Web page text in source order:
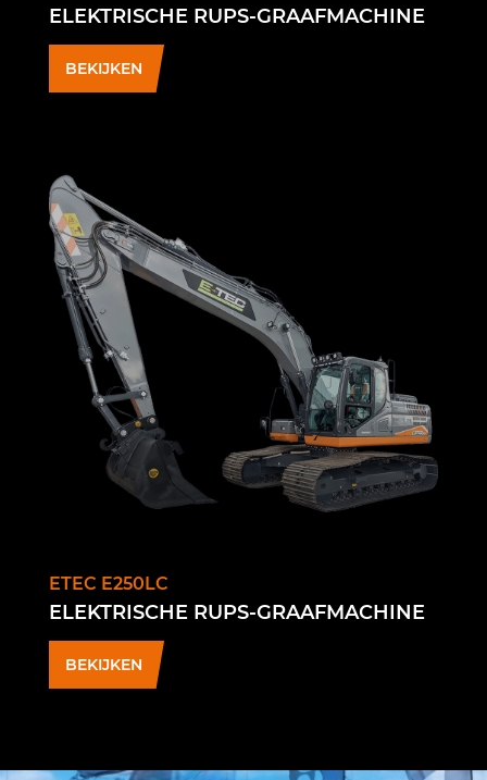
ELEKTRISCHE RUPS-GRAAFMACHINE
BEKIJKEN
ETEC E250LC
ELEKTRISCHE RUPS-GRAAFMACHINE
BEKIJKEN